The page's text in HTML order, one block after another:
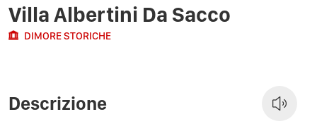
Villa Albertini Da Sacco
DIMORE STORICHE
Descrizione